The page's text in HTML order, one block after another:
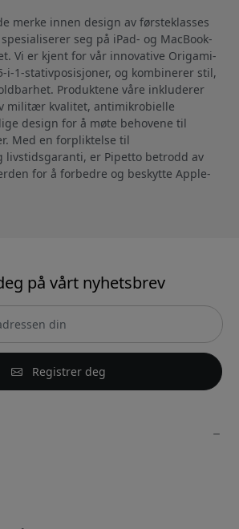
merke innen design av førsteklasses
seg på iPad- og MacBook-
Vi er kjent for vår innovative Origami-
i-1-stativposisjoner, og kombinerer stil,
Produktene våre inkluderer
militær kvalitet, antimikrobielle
design for å møte behovene til
Med en forpliktelse til
livstidsgaranti, er Pipetto betrodd av
for å forbedre og beskytte Apple-
på vårt nyhetsbrev
Registrer deg